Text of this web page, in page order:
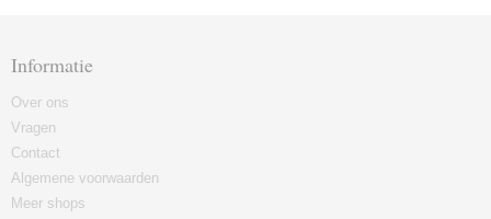
Informatie
Over ons
Vragen
Contact
Algemene voorwaarden
Meer shops